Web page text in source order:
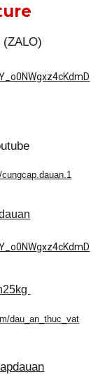
(ZALO)
dau_an_thuc_vat